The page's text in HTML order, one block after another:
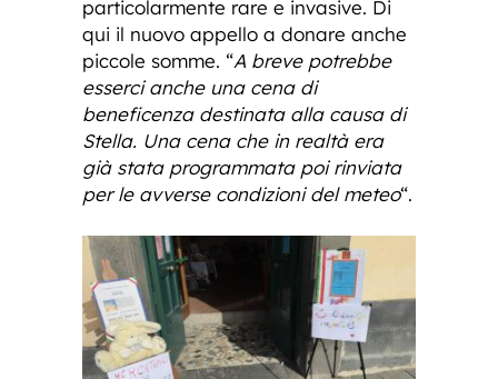
particolarmente rare e invasive. Di
qui il nuovo appello a donare anche
piccole somme. “A breve potrebbe
esserci anche una cena di
beneficenza destinata alla causa di
Stella. Una cena che in realtà era
già stata programmata poi rinviata
per le avverse condizioni del meteo“.